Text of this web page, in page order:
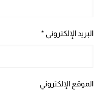
البريد الإلكتروني *
الموقع الإلكتروني